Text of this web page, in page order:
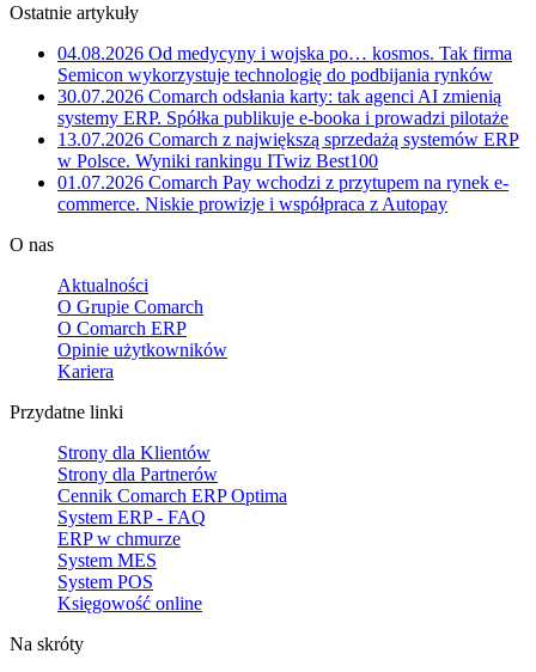
Ostatnie artykuły
04.08.2026 Od medycyny i wojska po… kosmos. Tak firma
Semicon wykorzystuje technologię do podbijania rynków
30.07.2026 Comarch odsłania karty: tak agenci AI zmienią
systemy ERP. Spółka publikuje e-booka i prowadzi pilotaże
13.07.2026 Comarch z największą sprzedażą systemów ERP
w Polsce. Wyniki rankingu ITwiz Best100
01.07.2026 Comarch Pay wchodzi z przytupem na rynek e-
commerce. Niskie prowizje i współpraca z Autopay
O nas
Aktualności
O Grupie Comarch
O Comarch ERP
Opinie użytkowników
Kariera
Przydatne linki
Strony dla Klientów
Strony dla Partnerów
Cennik Comarch ERP Optima
System ERP - FAQ
ERP w chmurze
System MES
System POS
Księgowość online
Na skróty